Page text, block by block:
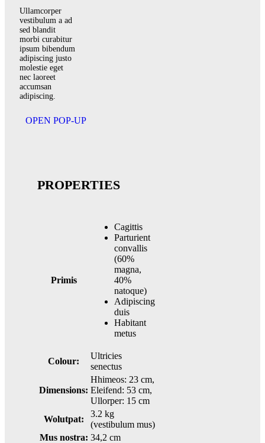
Ullamcorper
vestibulum a ad
sed blandit
morbi curabitur
ipsum bibendum
adipiscing justo
molestie eget
nec laoreet
accumsan
adipiscing.
OPEN POP-UP
PROPERTIES
Primis
Cagittis
Parturient
convallis
(60%
magna,
40%
natoque)
Adipiscing
duis
Habitant
metus
Colour:
Ultricies
senectus
Dimensions:
Hhimeos: 23 cm,
Eleifend: 53 cm,
Ullorper: 15 cm
Wolutpat:
3.2 kg
(vestibulum mus)
Mus nostra: 34,2 cm